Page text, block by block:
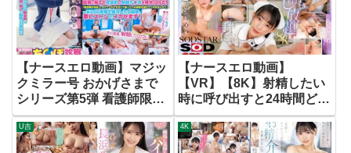
【ナースエロ動画】マジッ
クミラー号 おかげさまで
シリーズ第5弾 看護師限定
「絶倫ち○ぽ診察してくれ
ませんか？」勃起が収まら
なくて困っている男性をあ
【ナースエロ動画】
【VR】【8K】射精したい
時に呼び出すと24時間どん
な時でも ヌイてくれる痴
女ナースがいる病院 宮島
めい
U吉 4K